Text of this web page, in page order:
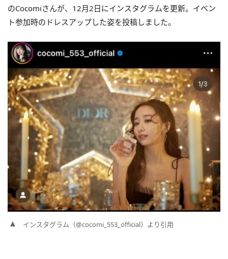
のCocomiさんが、12月2日にインスタグラムを更新。イベン
ト参加時のドレスアップした姿を投稿しました。
インスタグラム（@cocomi_553_official）より引用